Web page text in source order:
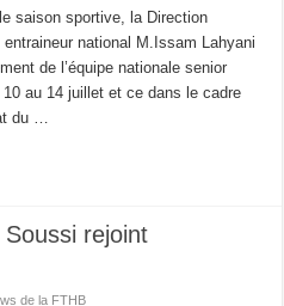
saison sportive, la Direction
national M.Issam Lahyani
de l’équipe nationale senior
au 14 juillet et ce dans le cadre
du …
rejoint
de la FTHB